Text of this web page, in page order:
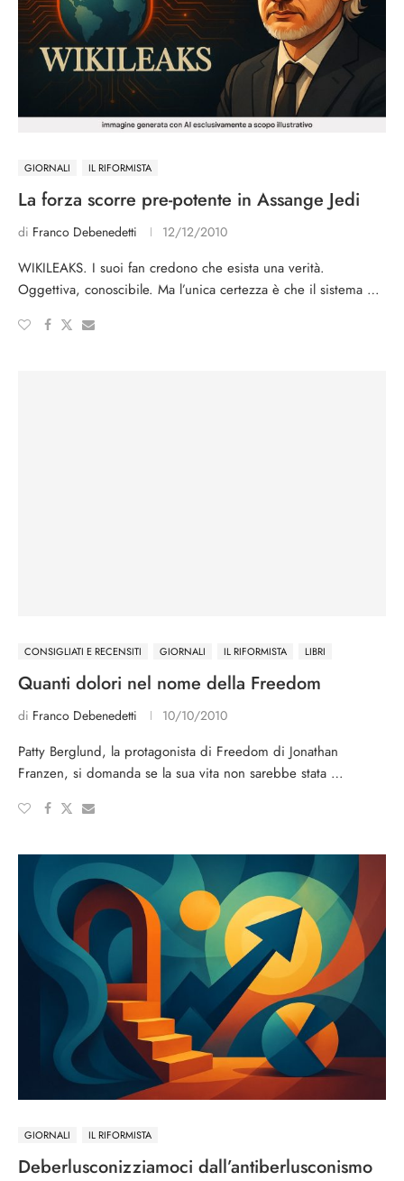
GIORNALI IL RIFORMISTA
La forza scorre pre-potente in Assange Jedi
di Franco Debenedetti 12/12/2010
WIKILEAKS. I suoi fan credono che esista una verità.
Oggettiva, conoscibile. Ma l’unica certezza è che il sistema …
CONSIGLIATI E RECENSITI GIORNALI IL RIFORMISTA LIBRI
Quanti dolori nel nome della Freedom
di Franco Debenedetti 10/10/2010
Patty Berglund, la protagonista di Freedom di Jonathan
Franzen, si domanda se la sua vita non sarebbe stata …
GIORNALI IL RIFORMISTA
Deberlusconizziamoci dall’antiberlusconismo